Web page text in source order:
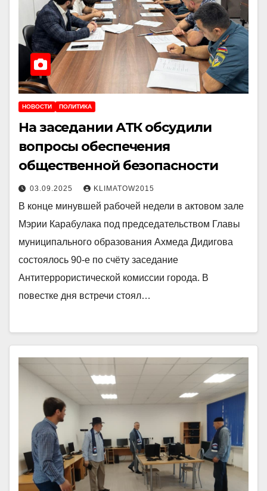
НОВОСТИ ПОЛИТИКА
На заседании АТК обсудили
вопросы обеспечения
общественной безопасности
03.09.2025 KLIMATOW2015
В конце минувшей рабочей недели в актовом зале
Мэрии Карабулака под председательством Главы
муниципального образования Ахмеда Дидигова
состоялось 90-е по счëту заседание
Антитеррористической комиссии города. В
повестке дня встречи стоял…